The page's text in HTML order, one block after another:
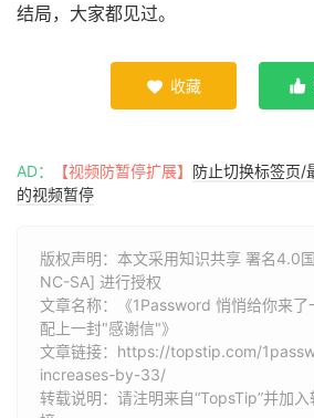
结局，大家都见过。
 收藏 
AD： 【视频防暂停扩展】 防止切换标签页/
的视频暂停
版权声明：本文采用知识共享 署名4.0
NC-SA] 进行授权
文章名称：《1Password 悄悄给你来了
配上一封"感谢信"》
文章链接： https://topstip.com/
increases-by-33/
转载说明：请注明来自“TopsTip”并加